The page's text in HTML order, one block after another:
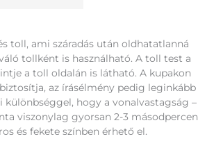
toll, ami száradás után oldhatatlanná
tollként is használható. A toll test a
a toll oldalán is látható. A kupakon
az írásélmény pedig leginkább
hogy a vonalvastagság –
viszonylag gyorsan 2-3 másodpercen
és fekete színben érhető el.